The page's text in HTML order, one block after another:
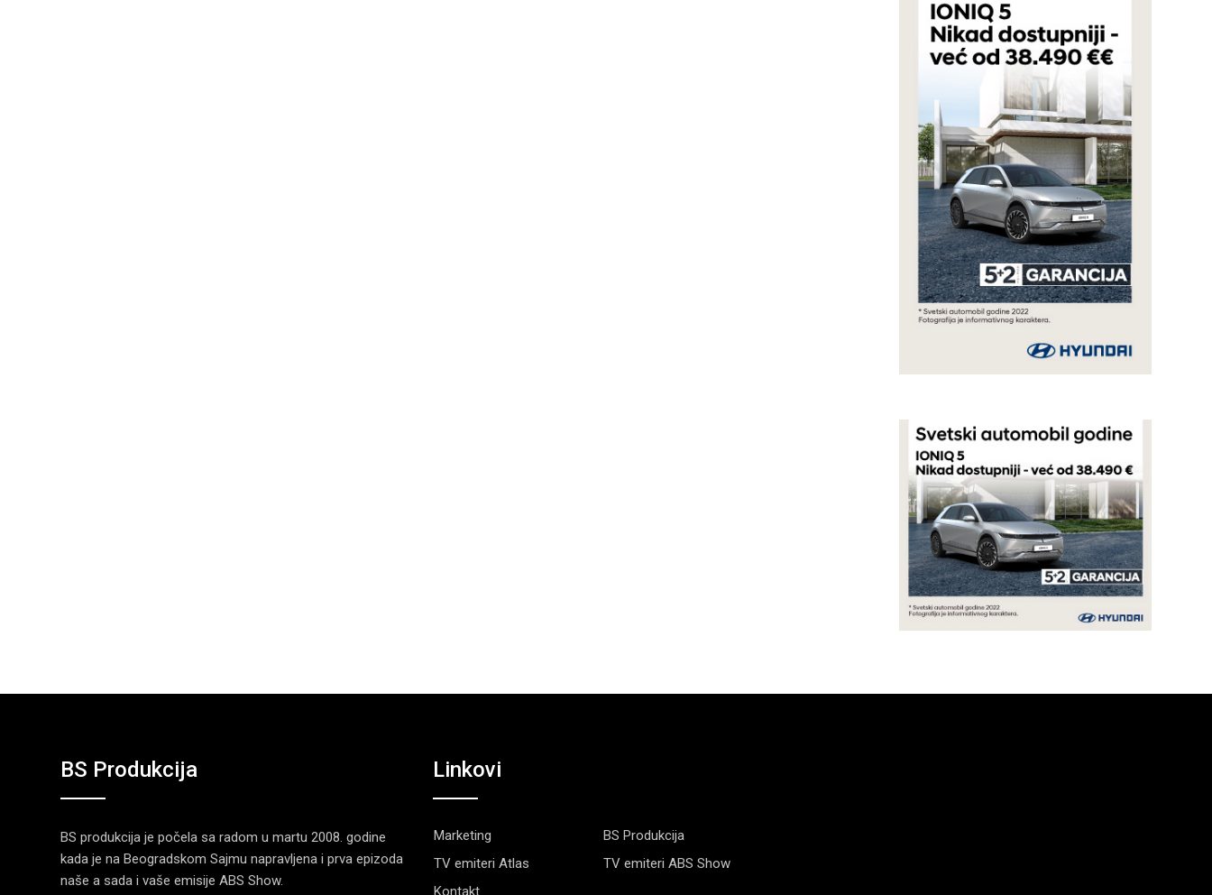
BS Produkcija
BS produkcija je počela sa radom u martu 2008. godine
kada je na Beogradskom Sajmu napravljena i prva epizoda
naše a sada i vaše emisije ABS Show.
Linkovi
Marketing
BS Produkcija
TV emiteri Atlas
TV emiteri ABS Show
Kontakt